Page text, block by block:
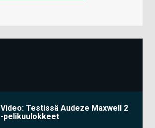
Video: Testissä Audeze Maxwell 2
-pelikuulokkeet